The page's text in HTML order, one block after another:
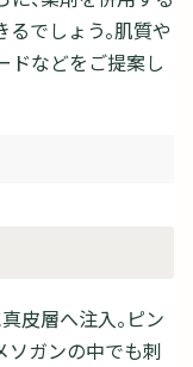
でしょう。肌質や
ドなどをご提案し
皮層へ注入。ピン
ソガンの中でも刺